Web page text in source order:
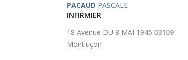
PACAUD PASCALE
INFIRMIER
18 Avenue DU 8 MAI 1945 03109
Montluçon